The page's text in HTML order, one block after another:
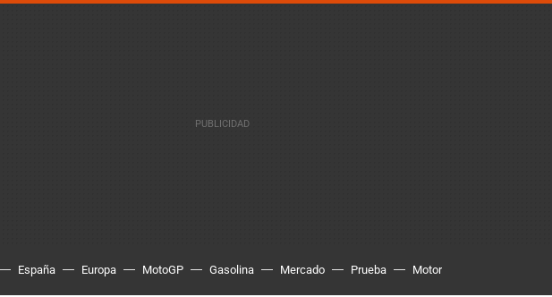
España Europa MotoGP Gasolina Mercado Prueba Motor